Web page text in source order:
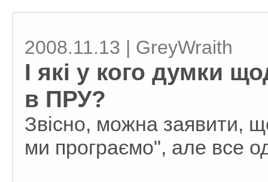
2008.11.13 | GreyWraith
І які у кого думки
в ПРУ?
Звісно, можна заявити,
ми програємо", але все